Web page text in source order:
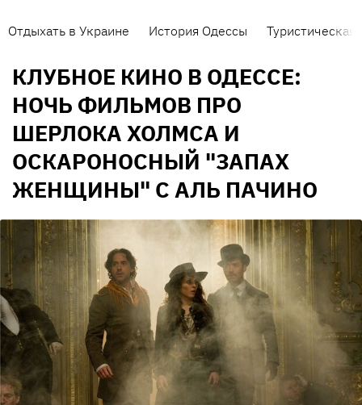
Отдыхать в Украине История Одессы Туристическая
КЛУБНОЕ КИНО В ОДЕССЕ:
НОЧЬ ФИЛЬМОВ ПРО
ШЕРЛОКА ХОЛМСА И
ОСКАРОНОСНЫЙ "ЗАПАХ
ЖЕНЩИНЫ" С АЛЬ ПАЧИНО